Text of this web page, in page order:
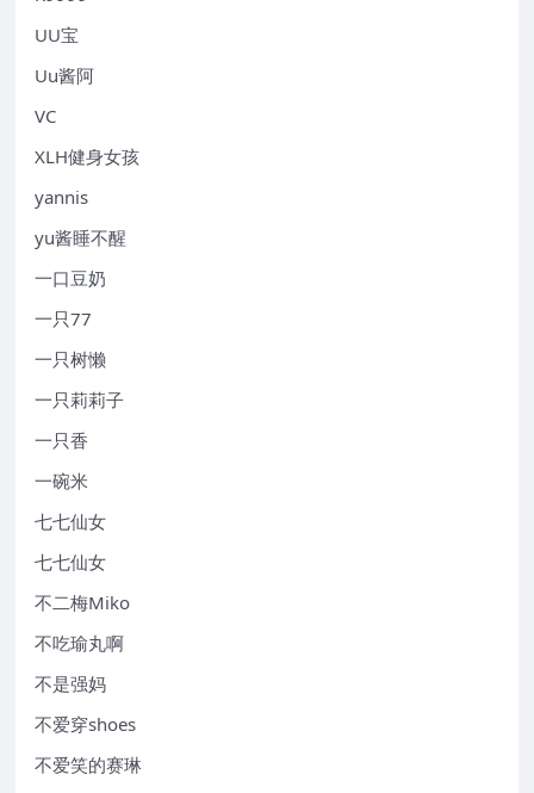
UU宝
Uu酱阿
VC
XLH健身女孩
yannis
yu酱睡不醒
一口豆奶
一只77
一只树懒
一只莉莉子
一只香
一碗米
七七仙女
七七仙女
不二梅Miko
不吃瑜丸啊
不是强妈
不爱穿shoes
不爱笑的赛琳